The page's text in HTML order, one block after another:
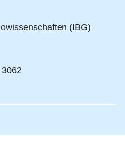
(IBG)
3062